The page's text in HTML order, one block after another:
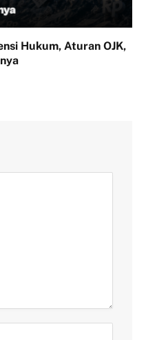
Hukum, Aturan OJK,